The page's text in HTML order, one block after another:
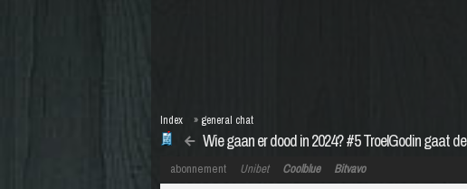
Wie gaan er dood in 2024? #5 TroelGodin gaat
Index » general chat
abonnement Unibet Coolblue Bitvavo